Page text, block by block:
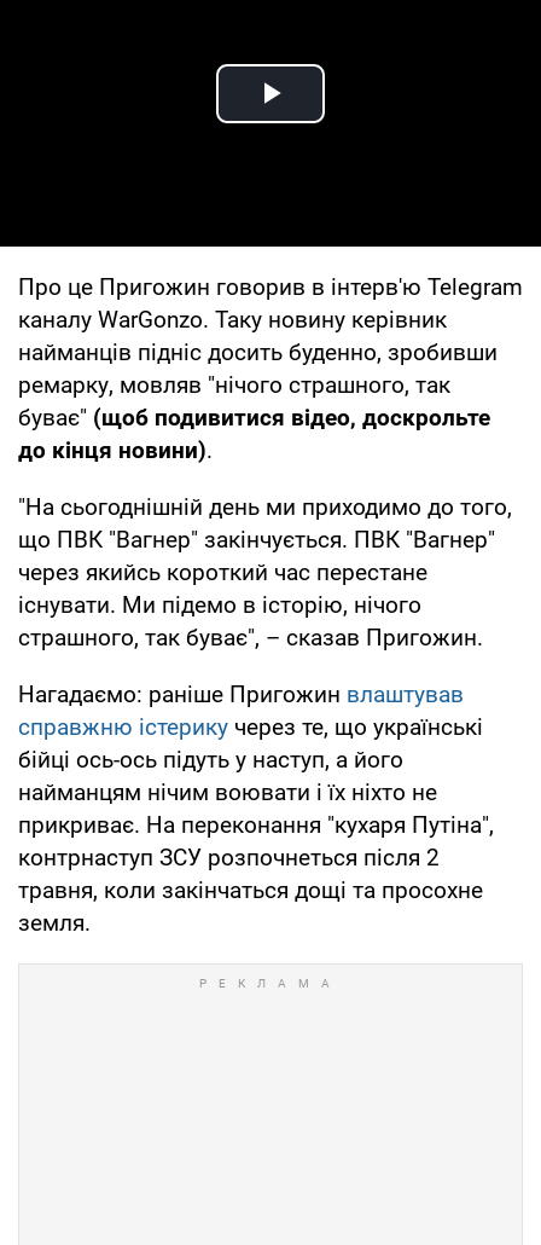
Play Video
Про це Пригожин говорив в інтерв'ю Telegram
каналу WarGonzo. Таку новину керівник
найманців підніс досить буденно, зробивши
ремарку, мовляв "нічого страшного, так
буває" (щоб подивитися відео, доскрольте
до кінця новини).
"На сьогоднішній день ми приходимо до того,
що ПВК "Вагнер" закінчується. ПВК "Вагнер"
через якийсь короткий час перестане
існувати. Ми підемо в історію, нічого
страшного, так буває", – сказав Пригожин.
Нагадаємо: раніше Пригожин влаштував
справжню істерику через те, що українські
бійці ось-ось підуть у наступ, а його
найманцям нічим воювати і їх ніхто не
прикриває. На переконання "кухаря Путіна",
контрнаступ ЗСУ розпочнеться після 2
травня, коли закінчаться дощі та просохне
земля.